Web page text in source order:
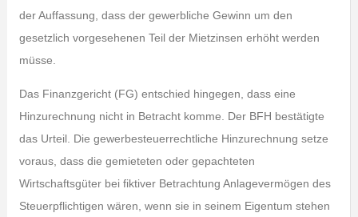
der Auffassung, dass der gewerbliche Gewinn um den
gesetzlich vorgesehenen Teil der Mietzinsen erhöht werden
müsse.
Das Finanzgericht (FG) entschied hingegen, dass eine
Hinzurechnung nicht in Betracht komme. Der BFH bestätigte
das Urteil. Die gewerbesteuerrechtliche Hinzurechnung setze
voraus, dass die gemieteten oder gepachteten
Wirtschaftsgüter bei fiktiver Betrachtung Anlagevermögen des
Steuerpflichtigen wären, wenn sie in seinem Eigentum stehen